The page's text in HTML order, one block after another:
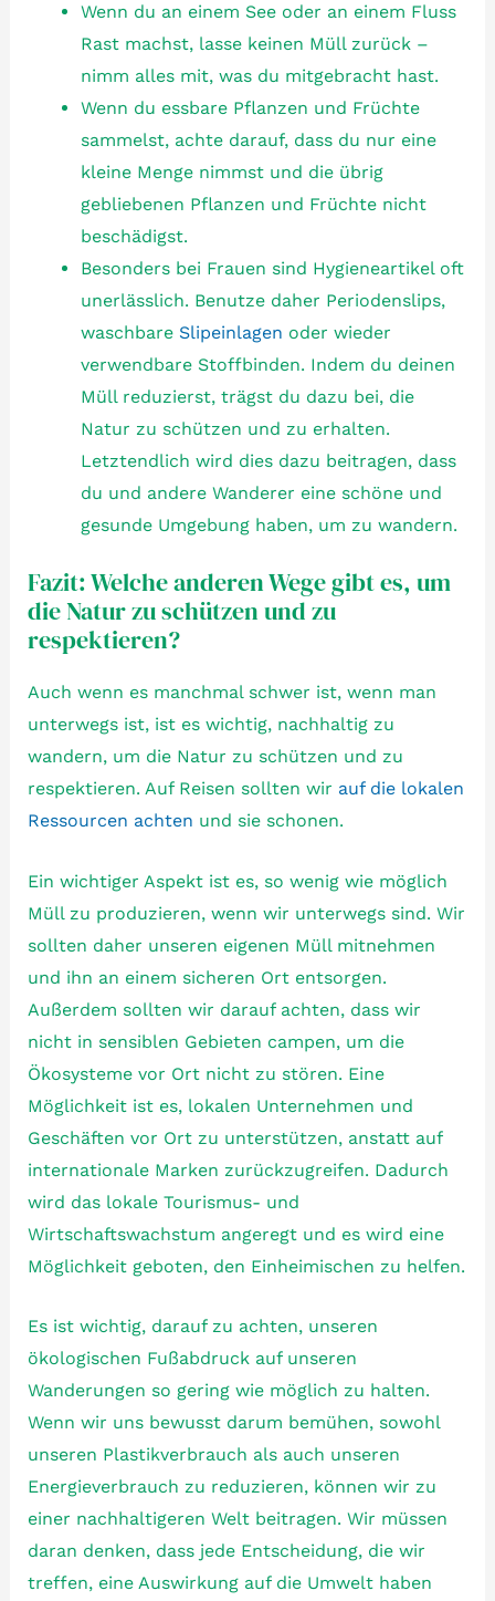
Wenn du an einem See oder an einem Fluss
Rast machst, lasse keinen Müll zurück –
nimm alles mit, was du mitgebracht hast.
Wenn du essbare Pflanzen und Früchte
sammelst, achte darauf, dass du nur eine
kleine Menge nimmst und die übrig
gebliebenen Pflanzen und Früchte nicht
beschädigst.
Besonders bei Frauen sind Hygieneartikel oft
unerlässlich. Benutze daher Periodenslips,
waschbare Slipeinlagen oder wieder
verwendbare Stoffbinden. Indem du deinen
Müll reduzierst, trägst du dazu bei, die
Natur zu schützen und zu erhalten.
Letztendlich wird dies dazu beitragen, dass
du und andere Wanderer eine schöne und
gesunde Umgebung haben, um zu wandern.
Fazit: Welche anderen Wege gibt es, um
die Natur zu schützen und zu
respektieren?
Auch wenn es manchmal schwer ist, wenn man
unterwegs ist, ist es wichtig, nachhaltig zu
wandern, um die Natur zu schützen und zu
respektieren. Auf Reisen sollten wir auf die lokalen
Ressourcen achten und sie schonen.
Ein wichtiger Aspekt ist es, so wenig wie möglich
Müll zu produzieren, wenn wir unterwegs sind. Wir
sollten daher unseren eigenen Müll mitnehmen
und ihn an einem sicheren Ort entsorgen.
Außerdem sollten wir darauf achten, dass wir
nicht in sensiblen Gebieten campen, um die
Ökosysteme vor Ort nicht zu stören. Eine
Möglichkeit ist es, lokalen Unternehmen und
Geschäften vor Ort zu unterstützen, anstatt auf
internationale Marken zurückzugreifen. Dadurch
wird das lokale Tourismus- und
Wirtschaftswachstum angeregt und es wird eine
Möglichkeit geboten, den Einheimischen zu helfen.
Es ist wichtig, darauf zu achten, unseren
ökologischen Fußabdruck auf unseren
Wanderungen so gering wie möglich zu halten.
Wenn wir uns bewusst darum bemühen, sowohl
unseren Plastikverbrauch als auch unseren
Energieverbrauch zu reduzieren, können wir zu
einer nachhaltigeren Welt beitragen. Wir müssen
daran denken, dass jede Entscheidung, die wir
treffen, eine Auswirkung auf die Umwelt haben